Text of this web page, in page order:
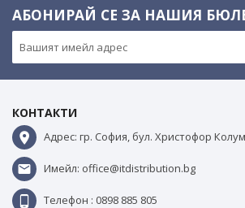
АБОНИРАЙ СЕ ЗА НАШИЯ
КОНТАКТИ
Адрес: гр. София, бул. Христофор
Имейл: office@itdistribution.bg
Телефон : 0898 885 805